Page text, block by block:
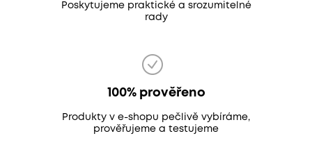
Poskytujeme praktické a srozumitelné
rady
100% prověřeno
Produkty v e-shopu pečlivě vybíráme,
prověřujeme a testujeme